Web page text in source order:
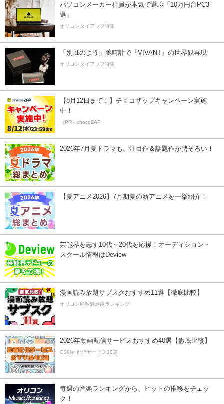
パソコンメーカー社員が本気で選ぶ「10万円台PC3
選」
オリコンタイアップ特集
「別班のよう」腕時計で『VIVANT』の世界観再現
オリコンタイアップ特集
【8月12日まで！】チョコザップキャンペーン実施
中！
（PR）chocoZAP
2026年7月夏ドラマも、注目作＆話題作が勢ぞろい！
【夏アニメ2026】7月期夏の新アニメを一挙紹介！
芸能界を志す10代～20代を応援！オーディション・
スクール情報はDeview
漫画読み放題サブスクおすすめ11選【徹底比較】
オリコン顧客満足度ランキング
2026年動画配信サービスおすすめ40選【徹底比較】
CS動画配信サービス20選
毎週の音楽ランキングから、ヒットの推移をチェッ
ク！